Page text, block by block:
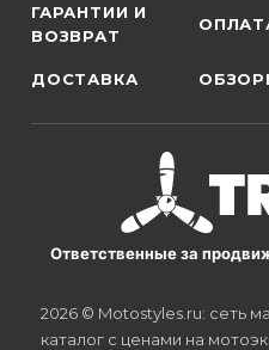
ГАРАНТИИ И
ВОЗВРАТ
ДОСТАВКА
Ответственные за
2026 © Motostyles.ru: сеть
каталог с ценами на